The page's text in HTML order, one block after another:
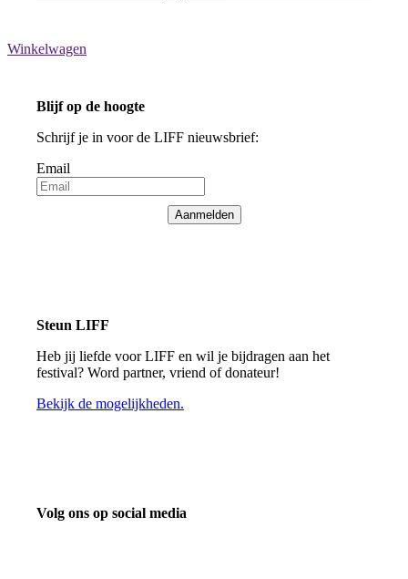
Winkelwagen
Blijf op de hoogte
Schrijf je in voor de LIFF nieuwsbrief:
Email
Aanmelden
Steun LIFF
Heb jij liefde voor LIFF en wil je bijdragen aan het
festival? Word partner, vriend of donateur!
Bekijk de mogelijkheden.
Volg ons op social media